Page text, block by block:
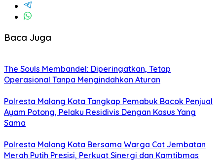
Baca Juga
The Souls Membandel: Diperingatkan, Tetap
Operasional Tanpa Mengindahkan Aturan
Polresta Malang Kota Tangkap Pemabuk Bacok Penjual
Ayam Potong, Pelaku Residivis Dengan Kasus Yang
Sama
Polresta Malang Kota Bersama Warga Cat Jembatan
Merah Putih Presisi, Perkuat Sinergi dan Kamtibmas